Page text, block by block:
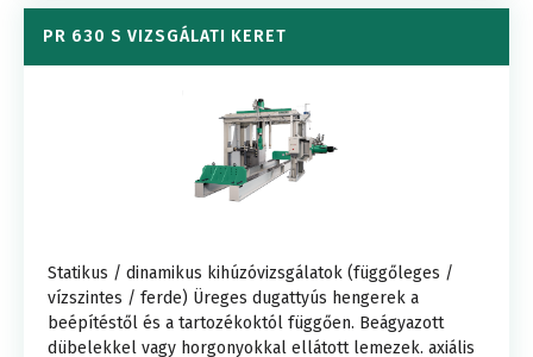
PR 630 S VIZSGÁLATI KERET
Statikus / dinamikus kihúzóvizsgálatok (függőleges /
vízszintes / ferde) Üreges dugattyús hengerek a
beépítéstől és a tartozékoktól függően. Beágyazott
dübelekkel vagy horgonyokkal ellátott lemezek. axiális